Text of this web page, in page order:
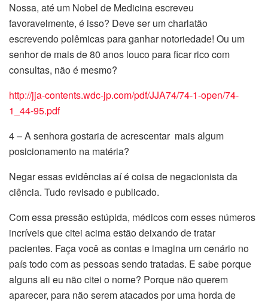
Nossa, até um Nobel de Medicina escreveu
favoravelmente, é isso? Deve ser um charlatão
escrevendo polêmicas para ganhar notoriedade! Ou um
senhor de mais de 80 anos louco para ficar rico com
consultas, não é mesmo?
http://jja-contents.wdc-jp.com/pdf/JJA74/74-1-open/74-
1_44-95.pdf
4 – A senhora gostaria de acrescentar mais algum
posicionamento na matéria?
Negar essas evidências aí é coisa de negacionista da
ciência. Tudo revisado e publicado.
Com essa pressão estúpida, médicos com esses números
incríveis que citei acima estão deixando de tratar
pacientes. Faça você as contas e imagina um cenário no
país todo com as pessoas sendo tratadas. E sabe porque
alguns ali eu não citei o nome? Porque não querem
aparecer, para não serem atacados por uma horda de